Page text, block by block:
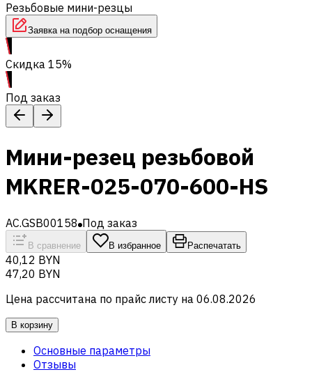
Резьбовые мини-резцы
Заявка на подбор оснащения
Скидка 15%
Под заказ
Мини-резец резьбовой
MKRER-025-070-600-HS
AC.GSB00158 Под заказ
В сравнение В избранное Распечатать
40,12 BYN
47,20 BYN
Цена рассчитана по прайс листу на 06.08.2026
В корзину
Основные параметры
Отзывы